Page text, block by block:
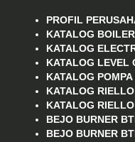
PROFIL
KATALOG
KATALOG
KATALOG LEVEL
KATALOG
KATALOG
KATALOG
BEJO BURNER
BEJO BURNER